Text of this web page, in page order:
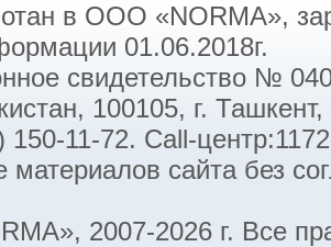
в ООО «NORMA»,
01.06.2018г.
свидетельство №
100105, г.
150-11-72. Call-
материалов сайта без
2007-2026 г. Все